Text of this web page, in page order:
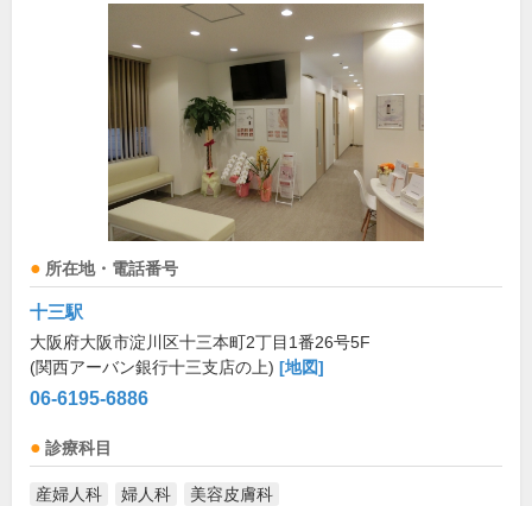
所在地・電話番号
十三駅
大阪府大阪市淀川区十三本町2丁目1番26号5F
(関西アーバン銀行十三支店の上) [地図]
06-6195-6886
診療科目
産婦人科 婦人科 美容皮膚科